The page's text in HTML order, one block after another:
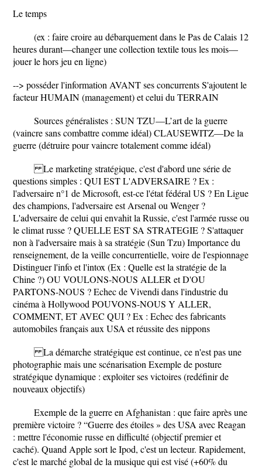
Le temps
(ex : faire croire au débarquement dans le Pas de Calais 12
heures durant—changer une collection textile tous les mois—
jouer le hors jeu en ligne)
--> posséder l'information AVANT ses concurrents S'ajoutent le
facteur HUMAIN (management) et celui du TERRAIN
Sources généralistes : SUN TZU—L’art de la guerre
(vaincre sans combattre comme idéal) CLAUSEWITZ—De la
guerre (détruire pour vaincre totalement comme idéal)
Le marketing stratégique, c'est d'abord une série de
questions simples : QUI EST L'ADVERSAIRE ? Ex :
l'adversaire n°1 de Microsoft, est-ce l'état fédéral US ? En Ligue
des champions, l'adversaire est Arsenal ou Wenger ?
L'adversaire de celui qui envahit la Russie, c'est l'armée russe ou
le climat russe ? QUELLE EST SA STRATEGIE ? S'attaquer
non à l'adversaire mais à sa stratégie (Sun Tzu) Importance du
renseignement, de la veille concurrentielle, voire de l'espionnage
Distinguer l'info et l'intox (Ex : Quelle est la stratégie de la
Chine ?) OU VOULONS-NOUS ALLER et D'OU
PARTONS-NOUS ? Echec de Vivendi dans l'industrie du
cinéma à Hollywood POUVONS-NOUS Y ALLER,
COMMENT, ET AVEC QUI ? Ex : Echec des fabricants
automobiles français aux USA et réussite des nippons
La démarche stratégique est continue, ce n'est pas une
photographie mais une scénarisation Exemple de posture
stratégique dynamique : exploiter ses victoires (redéfinir de
nouveaux objectifs)
Exemple de la guerre en Afghanistan : que faire après une
première victoire ? “Guerre des étoiles » des USA avec Reagan
: mettre l'économie russe en difficulté (objectif premier et
caché). Quand Apple sort le Ipod, c'est un lecteur. Rapidement,
c'est le marché global de la musique qui est visé (+60% du